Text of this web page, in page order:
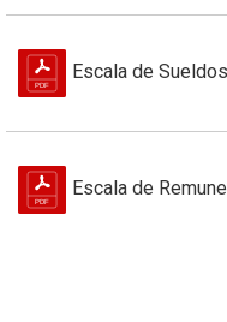
Escala de
Escala de